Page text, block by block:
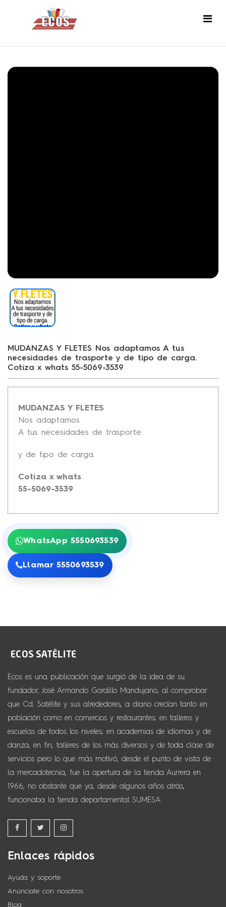
MUDANZAS Y FLETES Nos adaptamos A tus
necesidades de trasporte y de tipo de carga.
Cotiza x whats 55-5069-3539
MUDANZAS Y FLETES
Nos adaptamos
A tus necesidades de trasporte
y de tipo de carga.
Cotiza x whats
55-5069-3539
WhatsApp 5550693539
Llamar 5550693539
Ecos es una publicación que surgió de la idea de su
fundador, José Armando Gordillo Mandujano, al comprobar
que Cd. Satélite y sus alrededores, a diario crecían tanto en
población como en comercios y restaurantes; en talleres y
escuelas de todos los niveles; en academias de idiomas y de
danza; en fin, talleres de los más diversos y de toda clase de
servicios pero lo que más motivó, desde el punto de vista de
la mercadotecnia, fue la apertura de la tienda Aurrera en
1966, no obstante que ya, desde algunos años atrás,
funcionaba la tienda departamental SUMESA.
Enlaces rápidos
Ayuda y soporte
Anúnciate con nosotros
Blog